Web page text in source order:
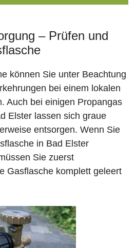
– Prüfen und
können Sie unter Beachtung
bei einem lokalen
Auch bei einigen Propangas
Elster lassen sich graue
entsorgen. Wenn Sie
in Bad Elster
Sie zuerst
Gasflasche komplett geleert